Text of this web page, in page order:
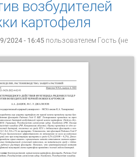
возбудителей
картофеля
2024 - 16:45 пользователем Гость (не